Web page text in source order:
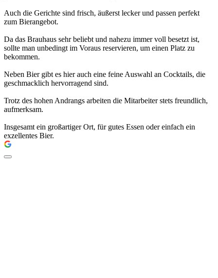
Auch die Gerichte sind frisch, äußerst lecker und passen perfekt
zum Bierangebot.
Da das Brauhaus sehr beliebt und nahezu immer voll besetzt ist,
sollte man unbedingt im Voraus reservieren, um einen Platz zu
bekommen.
Neben Bier gibt es hier auch eine feine Auswahl an Cocktails, die
geschmacklich hervorragend sind.
Trotz des hohen Andrangs arbeiten die Mitarbeiter stets freundlich,
aufmerksam.
Insgesamt ein großartiger Ort, für gutes Essen oder einfach ein
exzellentes Bier.